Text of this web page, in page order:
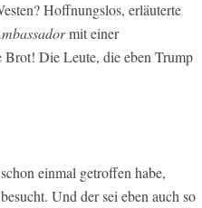
Hoffnungslos, erläuterte
mit einer
Die Leute, die eben Trump
einmal getroffen habe,
Und der sei eben auch so